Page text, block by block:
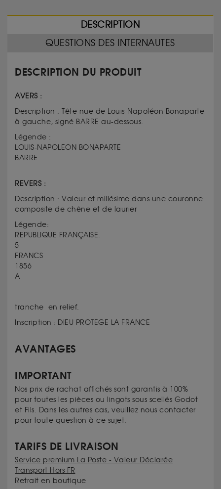
DESCRIPTION
QUESTIONS DES INTERNAUTES
DESCRIPTION DU PRODUIT
AVERS :
Description : Tête nue de Louis-Napoléon Bonaparte
à gauche, signé BARRE au-dessous.
Légende :
LOUIS-NAPOLEON BONAPARTE
BARRE
REVERS :
Description : Valeur et millésime dans une couronne
composite de chêne et de laurier
Légende:
REPUBLIQUE FRANÇAISE.
5
FRANCS
1856
A
tranche en relief.
Inscription : DIEU PROTEGE LA FRANCE
AVANTAGES
IMPORTANT
Nos prix de rachat affichés sont garantis à 100%
pour toutes les pièces ou lingots sous scellés Godot
et Fils. Dans les autres cas, veuillez nous contacter
pour toute question à ce sujet.
TARIFS DE LIVRAISON
Service premium La Poste - Valeur Déclarée
Transport Hors FR
Retrait en boutique